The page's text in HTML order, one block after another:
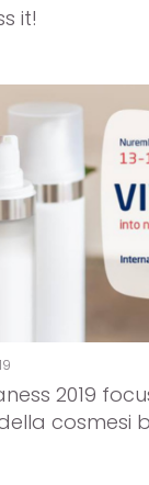
it!
2019
cosmesi